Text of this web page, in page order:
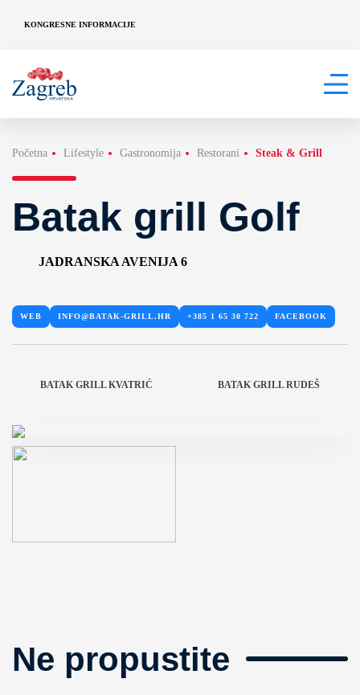
KONGRESNE INFORMACIJE
Početna Lifestyle Gastronomija Restorani Steak & Grill
Batak grill Golf
JADRANSKA AVENIJA 6
WEB INFO@BATAK-GRILL.HR +385 1 65 30 722 FACEBOOK
BATAK GRILL KVATRIĆ BATAK GRILL RUDEŠ
Ne propustite